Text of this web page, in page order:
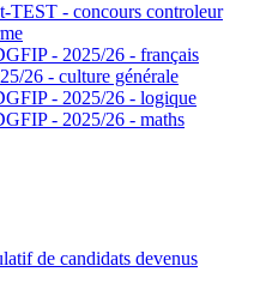
TEST - concours controleur
- 2025/26 - français
26 - culture générale
- 2025/26 - logique
- 2025/26 - maths
de candidats devenus